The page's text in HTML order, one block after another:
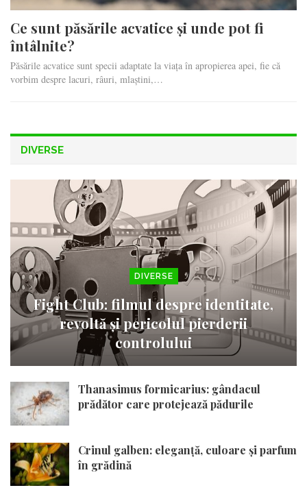
Ce sunt păsările acvatice și unde pot fi
întâlnite?
Păsările acvatice sunt specii adaptate la viața în apropierea apei, fie că
vorbim despre lacuri, râuri, mlaștini,…
DIVERSE
DIVERSE
Fight Club: filmul despre identitate,
revoltă și pericolul pierderii
controlului
Thanasimus formicarius: gândacul
prădător care protejează pădurile
Crinul galben: eleganță, culoare și parfum
în grădină